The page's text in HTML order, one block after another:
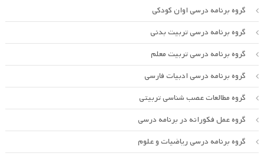
گروه برنامه درسی اوان کودکی
گروه برنامه درسی تربیت بدنی
گروه برنامه درسی تربیت معلم
گروه برنامه درسی ادبیات فارسی
گروه مطالعات عصب شناسی تربیتی
گروه عمل فکورانه در برنامه درسی
گروه برنامه درسی ریاضیات و علوم